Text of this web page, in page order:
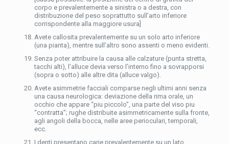
corpo e prevalentemente a sinistra o a destra, con
distribuzione del peso soprattutto sull’arto inferiore
corrispondente alla maggiore usura]
Avete callosita prevalentemente su un solo arto inferiore
(una pianta), mentre sull’altro sono assenti o meno evidenti.
Senza poter attribuire la causa alle calzature (punta stretta,
tacchi alti), l’alluce devia verso l’interno fino a sovrapporsi
(sopra o sotto) alle altre dita (alluce valgo).
Avete asimmetrie facciali comparse negli ultimi anni senza
una causa neurologica: deviazione della rima orale, un
occhio che appare “piu piccolo”, una parte del viso piu
“contratta”; rughe distribuite asimmetricamente sulla fronte,
agli angoli della bocca, nelle aree perioculari, temporali,
ecc.
I denti presentano carie prevalentemente su un lato.